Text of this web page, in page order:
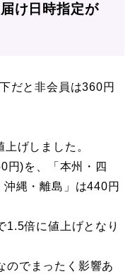
け日時指定が
だと非会員は360円
げしました。
円)を、「本州・四
縄・離島」は440円
1.5倍に値上げとなり
のでまったく影響あ